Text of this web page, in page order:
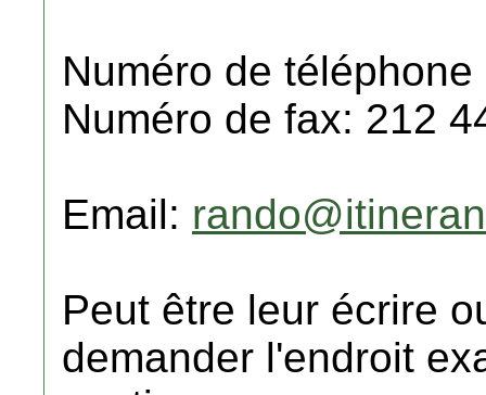
Numéro de
Numéro de fax: 212
Email:
Peut être leur écrire
demander l'endroit